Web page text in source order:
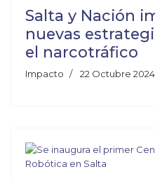
Salta y Nación
nuevas
el narcotráfico
Impacto 22 Octubre 2024